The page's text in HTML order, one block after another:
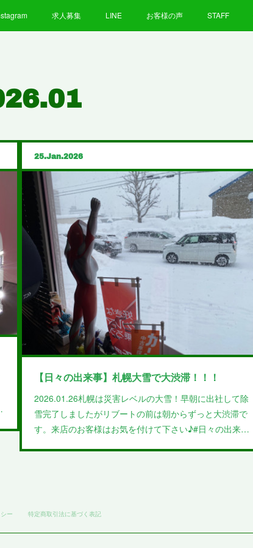
求人募集 LINE お客様の声 STAFF
.01
25 Jan 2026
【日々の出来事】札幌大雪で大渋滞！！！
2026.01.26札幌は災害レベルの大雪！早朝に出社して除
雪完了しましたがリブートの前は朝からずっと大渋滞で
す。来店のお客様はお気を付けて下さい♪#日々の出来…
ー 特定商取引法に基づく表記